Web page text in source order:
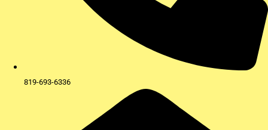
819-693-6336